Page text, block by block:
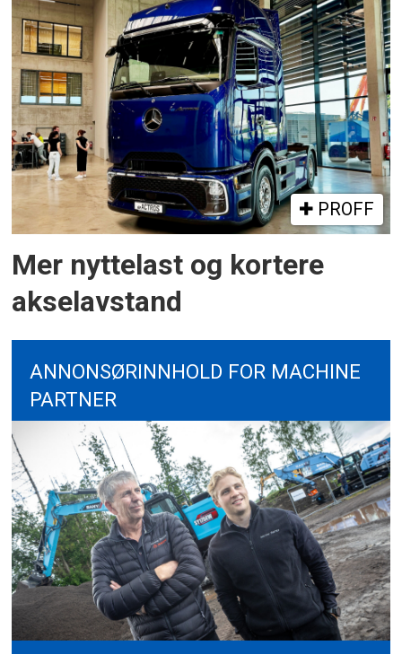
PROFF
Mer nyttelast og kortere
akselavstand
ANNONSØRINNHOLD FOR MACHINE
PARTNER